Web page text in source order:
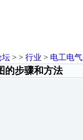
坛 > > 行业 > 电工电气
的步骤和方法